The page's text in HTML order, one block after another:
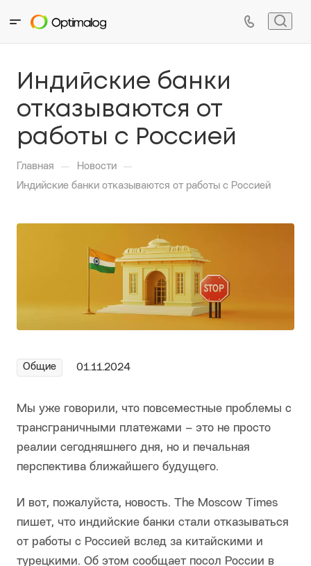
Индийские банки
отказываются от
работы с Россией
Главная — Новости —
Индийские банки отказываются от работы с Россией
Общие 01.11.2024
Мы уже говорили, что повсеместные проблемы с
трансграничными платежами – это не просто
реалии сегодняшнего дня, но и печальная
перспектива ближайшего будущего.
И вот, пожалуйста, новость. The Moscow Times
пишет, что индийские банки стали отказываться
от работы с Россией вслед за китайскими и
турецкими. Об этом сообщает посол России в